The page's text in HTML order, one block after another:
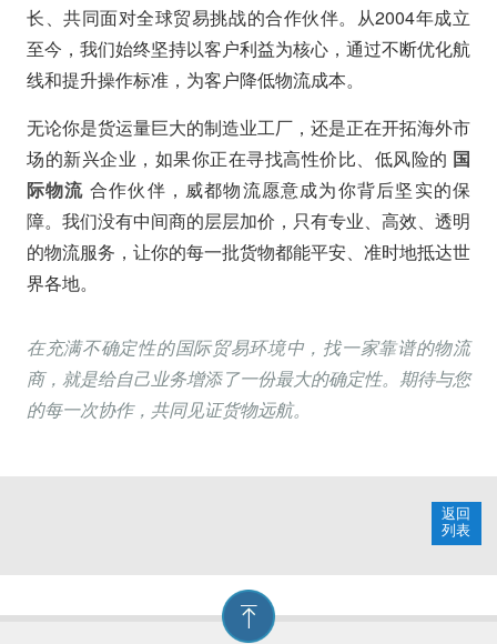
长、共同面对全球贸易挑战的合作伙伴。从2004年成立
至今，我们始终坚持以客户利益为核心，通过不断优化航
线和提升操作标准，为客户降低物流成本。
无论你是货运量巨大的制造业工厂，还是正在开拓海外市
场的新兴企业，如果你正在寻找高性价比、低风险的 国
际物流 合作伙伴，威都物流愿意成为你背后坚实的保
障。我们没有中间商的层层加价，只有专业、高效、透明
的物流服务，让你的每一批货物都能平安、准时地抵达世
界各地。
在充满不确定性的国际贸易环境中，找一家靠谱的物流
商，就是给自己业务增添了一份最大的确定性。期待与您
的每一次协作，共同见证货物远航。
返回
列表